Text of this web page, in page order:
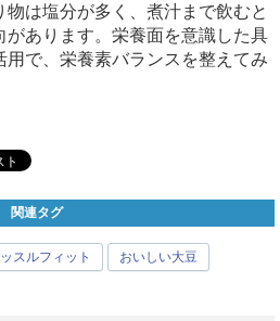
は塩分が多く、煮汁まで飲むと
あります。栄養面を意識した具
で、栄養素バランスを整えてみ
関連タグ
スルフィット おいしい大豆